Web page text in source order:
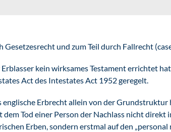
und zum Teil durch Fallrecht
kein wirksames Testament errichtet
Act des Intestates Act 1952 geregelt.
Erbrecht allein von der Grundstruktur
Tod einer Person der Nachlass nicht direkt
Erben, sondern erstmal auf den „personal